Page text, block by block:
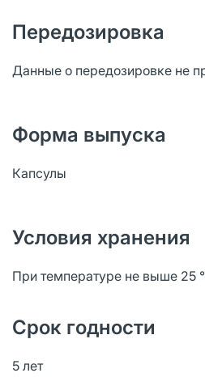
Передозировка
Данные о передозировке не
Форма выпуска
Капсулы
Условия хранения
При температуре не выше 25
Срок годности
5 лет